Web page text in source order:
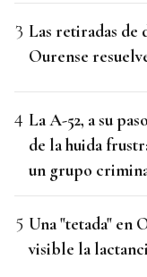
Las retiradas de
Ourense
La A-52, a su
de la huida
un grupo
Una "tetada" en
visible la